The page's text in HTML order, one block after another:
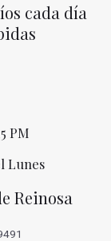
cada día
PM
Lunes
Reinosa